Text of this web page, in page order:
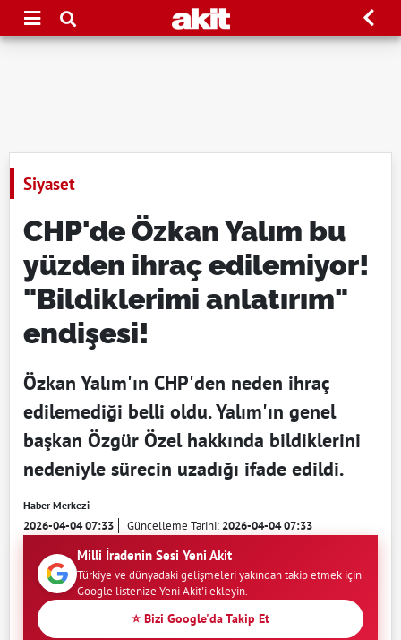
Siyaset
CHP'de Özkan Yalım bu
yüzden ihraç edilemiyor!
"Bildiklerimi anlatırım"
endişesi!
Özkan Yalım'ın CHP'den neden ihraç
edilemediği belli oldu. Yalım'ın genel
başkan Özgür Özel hakkında bildiklerini
nedeniyle sürecin uzadığı ifade edildi.
Haber Merkezi
2026-04-04 07:33 Güncelleme Tarihi:2026-04-04 07:33
Milli İradenin Sesi Yeni Akit
Türkiye ve dünyadaki gelişmeleri yakından takip etmek için
Google listenize Yeni Akit'i ekleyin.
⭐ Bizi Google'da Takip Et